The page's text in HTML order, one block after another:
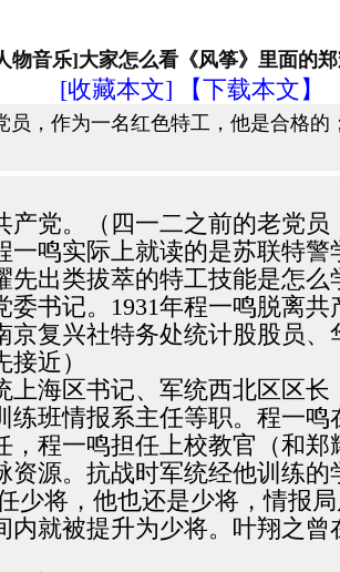
物音乐]大家怎么看《风筝》里面的郑
[收藏本文] 【下载本文】
，作为一名红色特工，他是合格
党。（四一二之前的老党
鸣实际上就读的是苏联特
出类拔萃的特工技能是怎么
书记。1931年程一鸣脱离
复兴社特务处统计股股员
近）
海区书记、军统西北区区
班情报系主任等职。程一
程一鸣担任上校教官（和
源。抗战时军统经他训练
少将，他也还是少将，情报
就被提升为少将。叶翔之